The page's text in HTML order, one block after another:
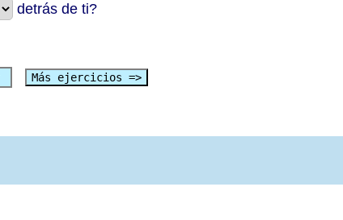
detrás de ti?
Más ejercicios =>